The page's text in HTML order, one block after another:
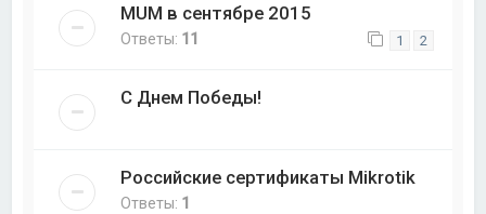
MUM в сентябре 2015
Ответы: 11 1 2
С Днем Победы!
Российские сертификаты Mikrotik
Ответы: 1